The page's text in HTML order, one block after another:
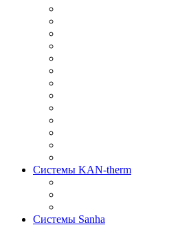
Системы KAN-therm
Системы Sanha